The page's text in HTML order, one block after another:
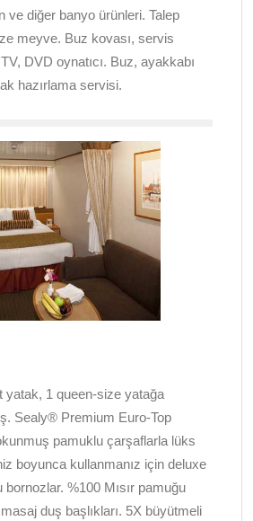
ve diğer banyo ürünleri. Talep
meyve. Buz kovası, servis
DVD oynatıcı. Buz, ayakkabı
hazırlama servisi.
yatak, 1 queen-size yatağa
Sealy® Premium Euro-Top
pamuklu çarşaflarla lüks
boyunca kullanmanız için deluxe
%100 Mısır pamuğu
duş başlıkları. 5X büyütmeli